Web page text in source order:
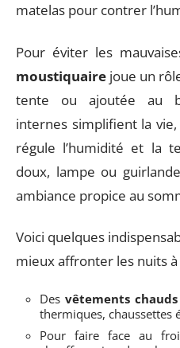
matelas pour contrer
Pour éviter les
moustiquaire joue un
tente ou ajoutée au
internes simplifient la
régule l’humidité et la
doux, lampe ou
ambiance propice au
Voici quelques
mieux affronter les nuits
Des vêtements chauds
thermiques, chaussettes
Pour faire face au